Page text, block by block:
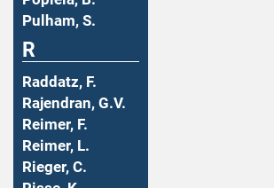
Pulham, S.
R
Raddatz, F.
Rajendran, G.V.
Reimer, F.
Reimer, L.
Rieger, C.